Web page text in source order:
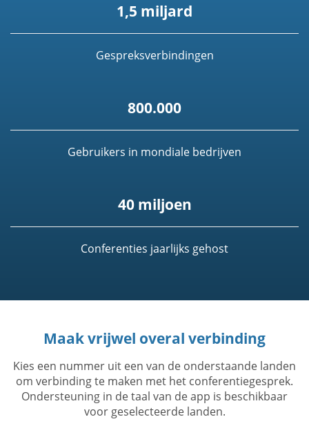
1,5 miljard
Gespreksverbindingen
800.000
Gebruikers in mondiale bedrijven
40 miljoen
Conferenties jaarlijks gehost
Maak vrijwel overal verbinding
Kies een nummer uit een van de onderstaande landen
om verbinding te maken met het conferentiegesprek.
Ondersteuning in de taal van de app is beschikbaar
voor geselecteerde landen.